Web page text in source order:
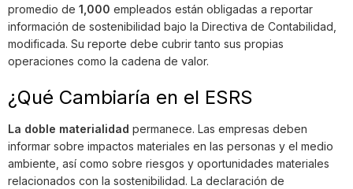
promedio de 1,000 empleados están obligadas a reportar
información de sostenibilidad bajo la Directiva de Contabilidad,
modificada. Su reporte debe cubrir tanto sus propias
operaciones como la cadena de valor.
¿Qué Cambiaría en el ESRS
La doble materialidad permanece. Las empresas deben
informar sobre impactos materiales en las personas y el medio
ambiente, así como sobre riesgos y oportunidades materiales
relacionados con la sostenibilidad. La declaración de